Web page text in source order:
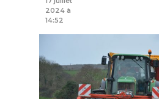
2024 à
14:52